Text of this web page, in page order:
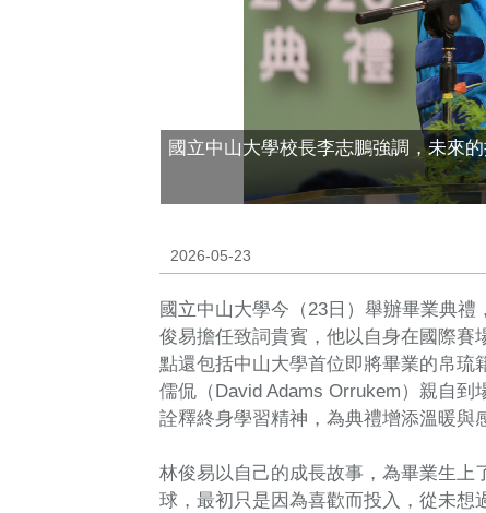
國立中山大學校長李志鵬強調，未來
2026-05-23
國立中山大學今（23日）舉辦畢業典
俊易擔任致詞貴賓，他以自身在國際賽
點還包括中山大學首位即將畢業的帛琉
儒侃（David Adams Orrukem）親自
詮釋終身學習精神，為典禮增添溫暖與
林俊易以自己的成長故事，為畢業生上
球，最初只是因為喜歡而投入，從未想